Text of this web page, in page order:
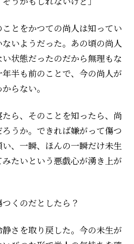
とをかつての尚人は知ってい
いようだった。あの頃の尚人
状態だったのだから無理もな
半も前のことで、今の尚人が
らない。
ら、そのことを知ったら、尚
うか。できれば嫌がって傷つ
、一瞬、ほんの一瞬だけ未生
たいという悪戯心が湧き上が
くのだとしたら――？
さを取り戻した。今の未生が